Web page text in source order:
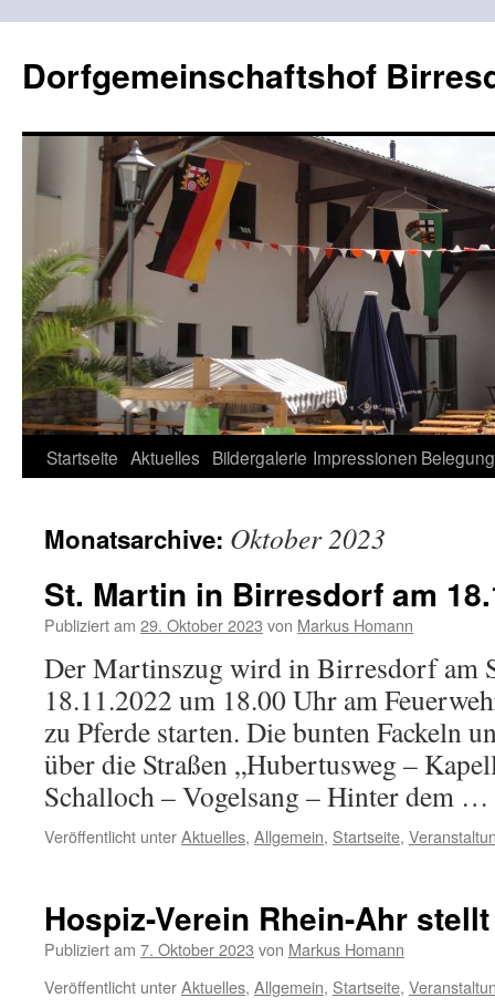
Dorfgemeinschaftshof
Zum
springen
Startseite Aktuelles Bildergalerie Impressionen
Monatsarchive: Oktober 2023
St. Martin in Birresdorf am
Publiziert am 29. Oktober 2023 von Markus Homann
Der Martinszug wird in Birresdorf am
18.11.2022 um 18.00 Uhr am
zu Pferde starten. Die bunten Fackeln
über die Straßen „Hubertusweg –
Schalloch – Vogelsang – Hinter dem …
Veröffentlicht unterAktuelles, Allgemein, Startseite,
Hospiz-Verein Rhein-Ahr
Publiziert am 7. Oktober 2023 von Markus Homann
Veröffentlicht unterAktuelles, Allgemein, Startseite,